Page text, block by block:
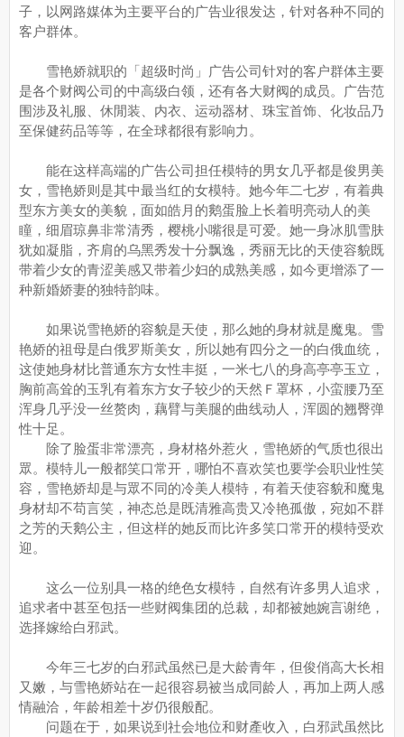
子，以网路媒体为主要平台的广告业很发达，针对各种不同的
客户群体。
雪艳娇就职的「超级时尚」广告公司针对的客户群体主要
是各个财阀公司的中高级白领，还有各大财阀的成员。广告范
围涉及礼服、休閒装、内衣、运动器材、珠宝首饰、化妆品乃
至保健药品等等，在全球都很有影响力。
能在这样高端的广告公司担任模特的男女几乎都是俊男美
女，雪艳娇则是其中最当红的女模特。她今年二七岁，有着典
型东方美女的美貌，面如皓月的鹅蛋脸上长着明亮动人的美
瞳，细眉琼鼻非常清秀，樱桃小嘴很是可爱。她一身冰肌雪肤
犹如凝脂，齐肩的乌黑秀发十分飘逸，秀丽无比的天使容貌既
带着少女的青涩美感又带着少妇的成熟美感，如今更增添了一
种新婚娇妻的独特韵味。
如果说雪艳娇的容貌是天使，那么她的身材就是魔鬼。雪
艳娇的祖母是白俄罗斯美女，所以她有四分之一的白俄血统，
这使她身材比普通东方女性丰挺，一米七八的身高亭亭玉立，
胸前高耸的玉乳有着东方女子较少的天然Ｆ罩杯，小蛮腰乃至
浑身几乎没一丝赘肉，藕臂与美腿的曲线动人，浑圆的翘臀弹
性十足。
除了脸蛋非常漂亮，身材格外惹火，雪艳娇的气质也很出
眾。模特儿一般都笑口常开，哪怕不喜欢笑也要学会职业性笑
容，雪艳娇却是与眾不同的冷美人模特，有着天使容貌和魔鬼
身材却不苟言笑，神态总是既清雅高贵又冷艳孤傲，宛如不群
之芳的天鹅公主，但这样的她反而比许多笑口常开的模特受欢
迎。
这么一位别具一格的绝色女模特，自然有许多男人追求，
追求者中甚至包括一些财阀集团的总裁，却都被她婉言谢绝，
选择嫁给白邪武。
今年三七岁的白邪武虽然已是大龄青年，但俊俏高大长相
又嫩，与雪艳娇站在一起很容易被当成同龄人，再加上两人感
情融洽，年龄相差十岁仍很般配。
问题在于，如果说到社会地位和财產收入，白邪武虽然比